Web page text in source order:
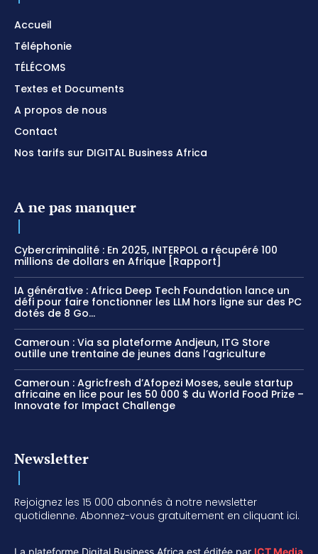
Accueil
Téléphonie
TÉLÉCOMS
Textes et Documents
A propos de nous
Contact
Nos tarifs sur DIGITAL Business Africa
A ne pas manquer
Cybercriminalité : En 2025, INTERPOL a récupéré 100
millions de dollars en Afrique [Rapport]
IA générative : Africa Deep Tech Foundation lance un
défi pour faire fonctionner les LLM hors ligne sur des PC
dotés de 8 Go...
Cameroun : Via sa plateforme Andjeun, ITG Store
outille une trentaine de jeunes dans l’agriculture
Cameroun : Agricfresh d’Afopezi Moses, seule startup
africaine en lice pour les 50 000 $ du World Food Prize –
Innovate for Impact Challenge
Newsletter
Rejoignez les 15 000 abonnés à notre newsletter
quotidienne. Abonnez-vous gratuitement en cliquant ici.